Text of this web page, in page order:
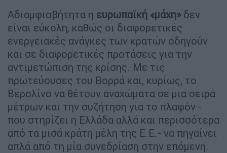
Αδιαμφισβήτητα η ευρωπαϊκή «μάχη» δεν
είναι εύκολη, καθώς οι διαφορετικές
ενεργειακές ανάγκες των κρατών οδηγούν
και σε διαφορετικές προτάσεις για την
αντιμετώπιση της κρίσης. Με τις
πρωτεύουσες του Βορρά και, κυρίως, το
Βερολίνο να θέτουν αναχώματα σε μια σειρά
μέτρων και την συζήτηση για το πλαφόν -
που στηρίζει η Ελλάδα αλλά και περισσότερα
από τα μισά κράτη μέλη της Ε.Ε.- να πηγαίνει
απλά από τη μία συνεδρίαση στην επόμενη.